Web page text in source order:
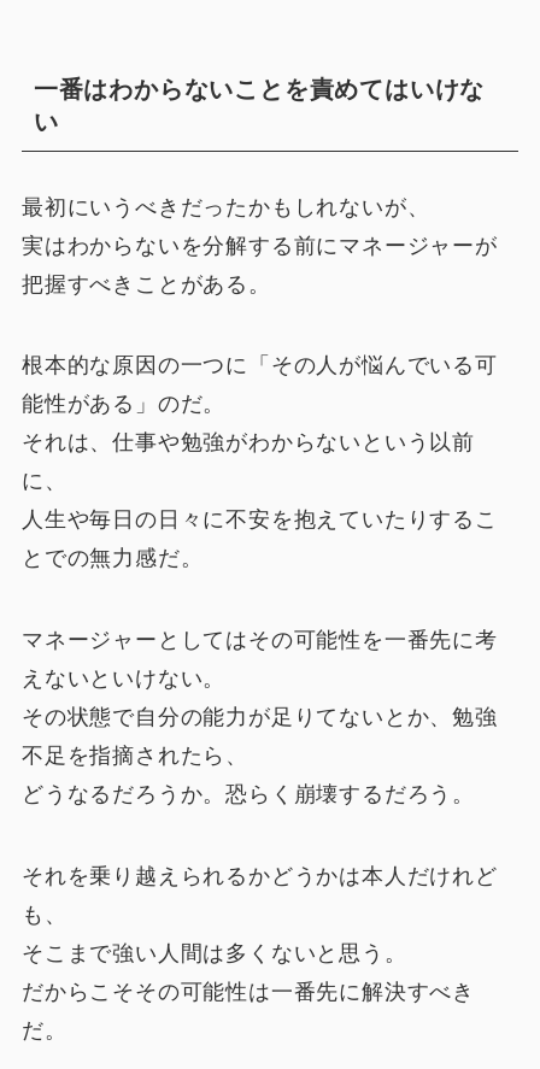
一番はわからないことを責めてはいけな
い
最初にいうべきだったかもしれないが、
実はわからないを分解する前にマネージャーが
把握すべきことがある。
根本的な原因の一つに「その人が悩んでいる可
能性がある」のだ。
それは、仕事や勉強がわからないという以前
に、
人生や毎日の日々に不安を抱えていたりするこ
とでの無力感だ。
マネージャーとしてはその可能性を一番先に考
えないといけない。
その状態で自分の能力が足りてないとか、勉強
不足を指摘されたら、
どうなるだろうか。恐らく崩壊するだろう。
それを乗り越えられるかどうかは本人だけれど
も、
そこまで強い人間は多くないと思う。
だからこそその可能性は一番先に解決すべき
だ。